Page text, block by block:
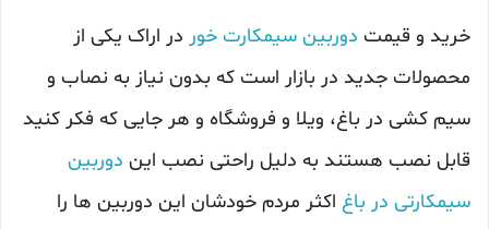
خرید و قیمت دوربین سیمکارت خور در اراک یکی از
محصولات جدید در بازار است که بدون نیاز به نصاب و
سیم کشی در باغ، ویلا و فروشگاه و هر جایی که فکر کنید
قابل نصب هستند به دلیل راحتی نصب این دوربین
سیمکارتی در باغ اکثر مردم خودشان این دوربین ها را